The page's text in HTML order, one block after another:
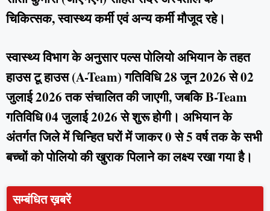
चिकित्सक, स्वास्थ्य कर्मी एवं अन्य कर्मी मौजूद रहे।
स्वास्थ्य विभाग के अनुसार पल्स पोलियो अभियान के तहत
हाउस टू हाउस (A-Team) गतिविधि 28 जून 2026 से 02
जुलाई 2026 तक संचालित की जाएगी, जबकि B-Team
गतिविधि 04 जुलाई 2026 से शुरू होगी। अभियान के
अंतर्गत जिले में चिन्हित घरों में जाकर 0 से 5 वर्ष तक के सभी
बच्चों को पोलियो की खुराक पिलाने का लक्ष्य रखा गया है।
सम्बंधित ख़बरें